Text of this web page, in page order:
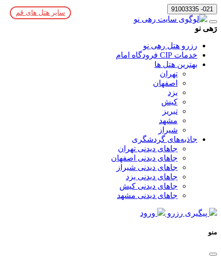
021- 91003335
رَهی نو
رزرو هتل رهی نو
خدمات CIP فرودگاه امام
بهترین هتل ها
تهران
اصفهان
یزد
کیش
تبریز
مشهد
شیراز
جاذبه‌های گردشگری
جاهای دیدنی تهران
جاهای دیدنی اصفهان
جاهای دیدنی شیراز
جاهای دیدنی یزد
جاهای دیدنی کیش
جاهای دیدنی مشهد
پیگیری رزرو ورود
منو
سایر هتل های قم